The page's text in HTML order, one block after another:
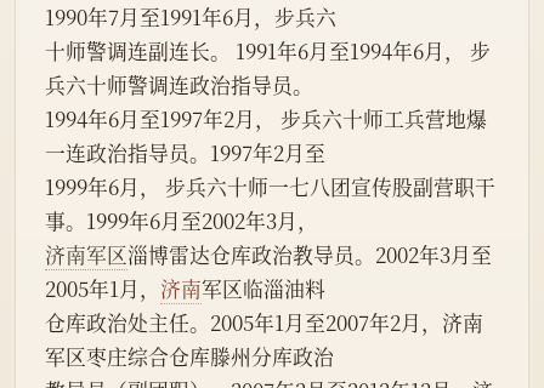
1990年7月至1991年6月，步兵六
十师警调连副连长。 1991年6月至1994年6月， 步
兵六十师警调连政治指导员。
1994年6月至1997年2月， 步兵六十师工兵营地爆
一连政治指导员。1997年2月至
1999年6月， 步兵六十师一七八团宣传股副营职干
事。1999年6月至2002年3月，
济南军区淄博雷达仓库政治教导员。2002年3月至
2005年1月， 济南军区临淄油料
仓库政治处主任。2005年1月至2007年2月，济南
军区枣庄综合仓库滕州分库政治